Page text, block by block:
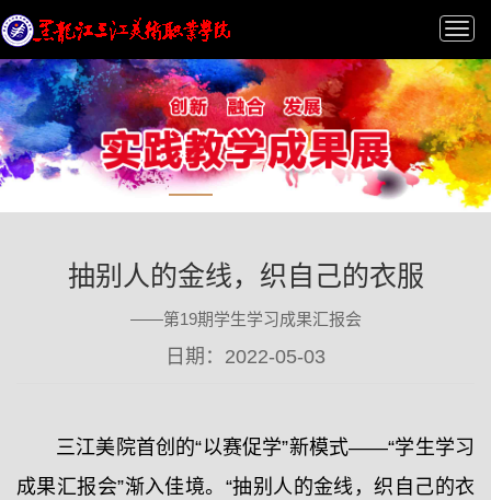
抽别人的金线，织自己的衣服
——第19期学生学习成果汇报会
日期：2022-05-03
三江美院首创的“以赛促学”新模式——“学生学习
成果汇报会”渐入佳境。“抽别人的金线，织自己的衣